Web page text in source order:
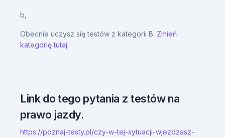
b,
Obecnie uczysz się testów z kategorii B. Zmień
kategorię tutaj.
Link do tego pytania z testów na
prawo jazdy.
https://poznaj-testy.pl/czy-w-tej-sytuacji-wjezdzasz-